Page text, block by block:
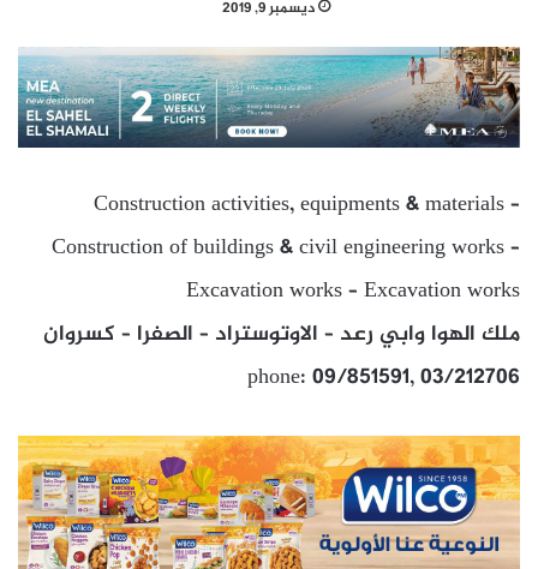
ديسمبر 9, 2019
Construction activities, equipments & materials –
Construction of buildings & civil engineering works –
Excavation works – Excavation works
ملك الهوا وابي رعد – الاوتوستراد – الصفرا – كسروان
phone: 09/851591, 03/212706